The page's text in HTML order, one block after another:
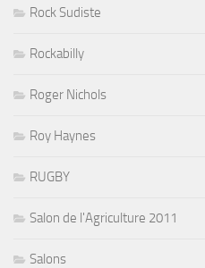
Rock Sudiste
Rockabilly
Roger Nichols
Roy Haynes
RUGBY
Salon de l'Agriculture 2011
Salons